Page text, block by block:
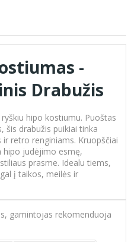
-
Drabužis
hipo kostiumu. Puoštas
šis drabužis puikiai tinka
retro renginiams. Kruopščiai
hipo judėjimo esmę,
prasme. Idealu tiems,
į taikos, meilės ir
gamintojas rekomenduoja